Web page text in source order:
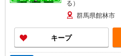
る）
群馬県館林市
キープ